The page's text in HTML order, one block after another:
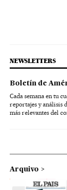
NEWSLETTERS
Boletín de
Cada semana en tu
reportajes y análisis
más relevantes del
Arquivo